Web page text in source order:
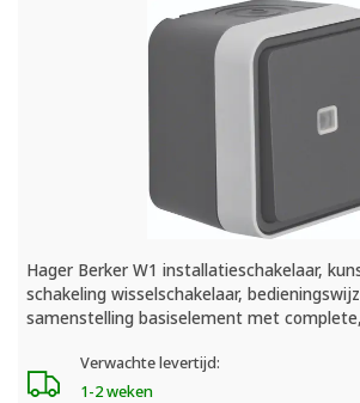
Hager Berker W1 installatieschakelaar,
schakeling wisselschakelaar,
samenstelling basiselement met
Verwachte levertijd:
1-2 weken